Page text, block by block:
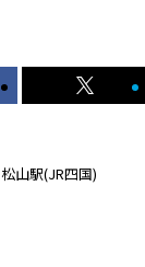
松山駅(JR四国)